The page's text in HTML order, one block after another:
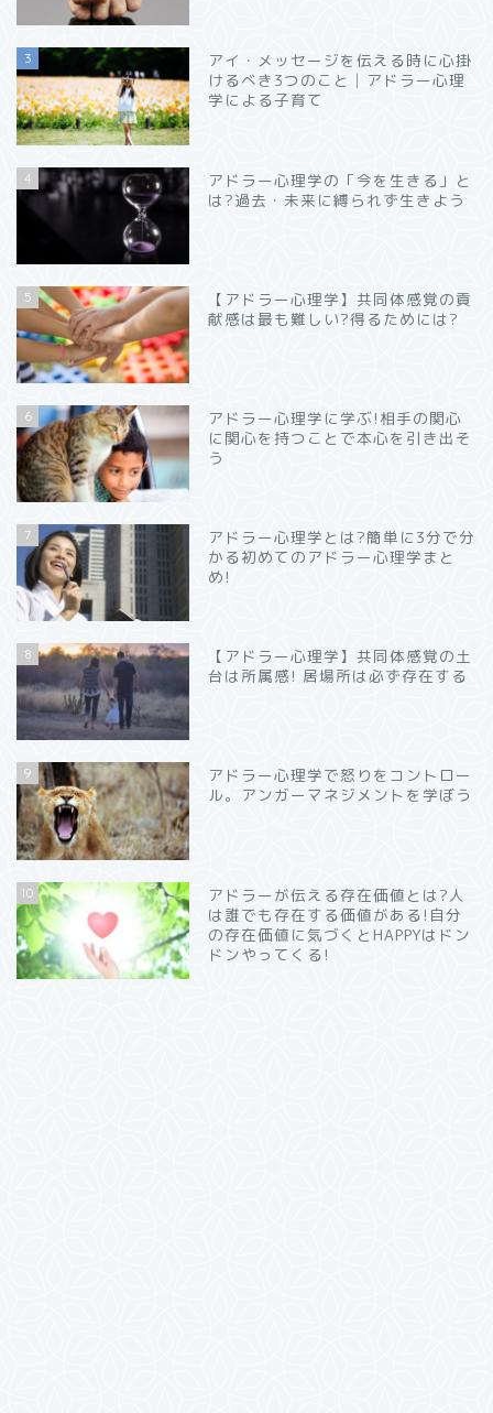
3
アイ・メッセージを伝える時に心掛
けるべき3つのこと│アドラー心理
学による子育て
4
アドラー心理学の「今を生きる」と
は?過去・未来に縛られず生きよう
5
【アドラー心理学】共同体感覚の貢
献感は最も難しい?得るためには?
6
アドラー心理学に学ぶ!相手の関心
に関心を持つことで本心を引き出そ
う
7
アドラー心理学とは?簡単に3分で分
かる初めてのアドラー心理学まと
め!
8
【アドラー心理学】共同体感覚の土
台は所属感! 居場所は必ず存在する
9
アドラー心理学で怒りをコントロー
ル。アンガーマネジメントを学ぼう
10
アドラーが伝える存在価値とは?人
は誰でも存在する価値がある!自分
の存在価値に気づくとHAPPYはドン
ドンやってくる!